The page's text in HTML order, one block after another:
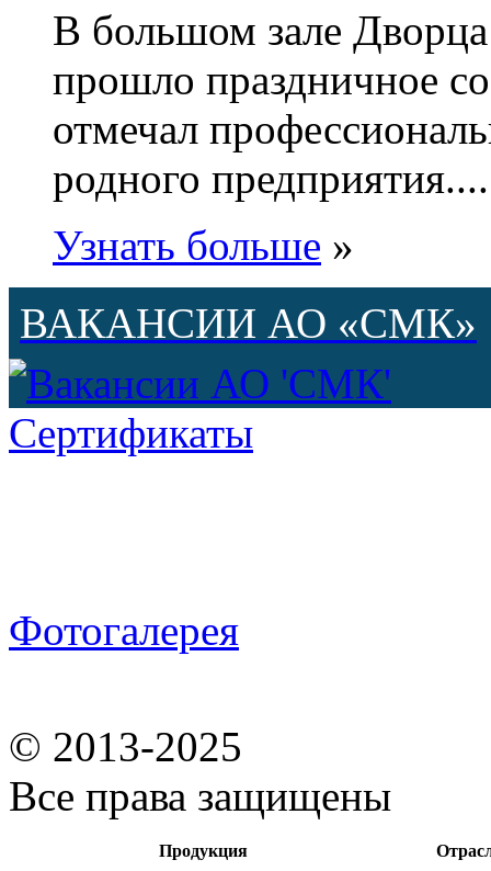
В большом зале
прошло праздничное
отмечал
родного предприятия....
Узнать больше »
ВАКАНСИИ АО «СМК»
Сертификаты
Фотогалерея
© 2013-2025
Все права защищены
Продукция